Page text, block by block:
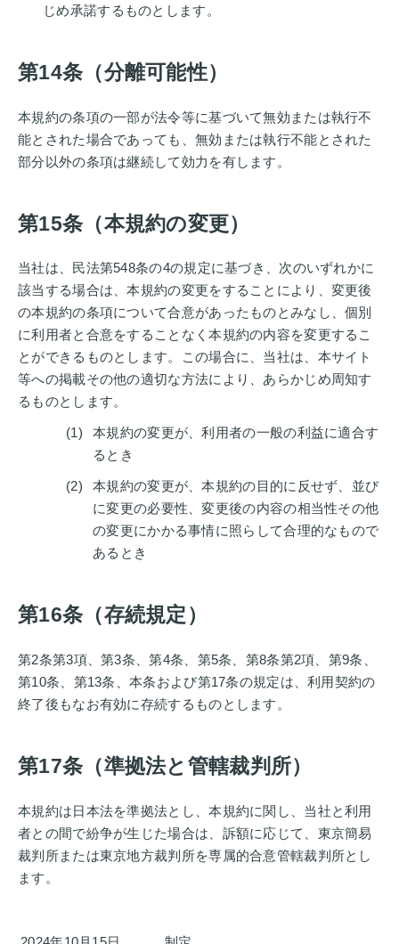
じめ承諾するものとします。
第14条（分離可能性）
本規約の条項の一部が法令等に基づいて無効または執行不
能とされた場合であっても、無効または執行不能とされた
部分以外の条項は継続して効力を有します。
第15条（本規約の変更）
当社は、民法第548条の4の規定に基づき、次のいずれかに
該当する場合は、本規約の変更をすることにより、変更後
の本規約の条項について合意があったものとみなし、個別
に利用者と合意をすることなく本規約の内容を変更するこ
とができるものとします。この場合に、当社は、本サイト
等への掲載その他の適切な方法により、あらかじめ周知す
るものとします。
本規約の変更が、利用者の一般の利益に適合す
るとき
本規約の変更が、本規約の目的に反せず、並び
に変更の必要性、変更後の内容の相当性その他
の変更にかかる事情に照らして合理的なもので
あるとき
第16条（存続規定）
第2条第3項、第3条、第4条、第5条、第8条第2項、第9条、
第10条、第13条、本条および第17条の規定は、利用契約の
終了後もなお有効に存続するものとします。
第17条（準拠法と管轄裁判所）
本規約は日本法を準拠法とし、本規約に関し、当社と利用
者との間で紛争が生じた場合は、訴額に応じて、東京簡易
裁判所または東京地方裁判所を専属的合意管轄裁判所とし
ます。